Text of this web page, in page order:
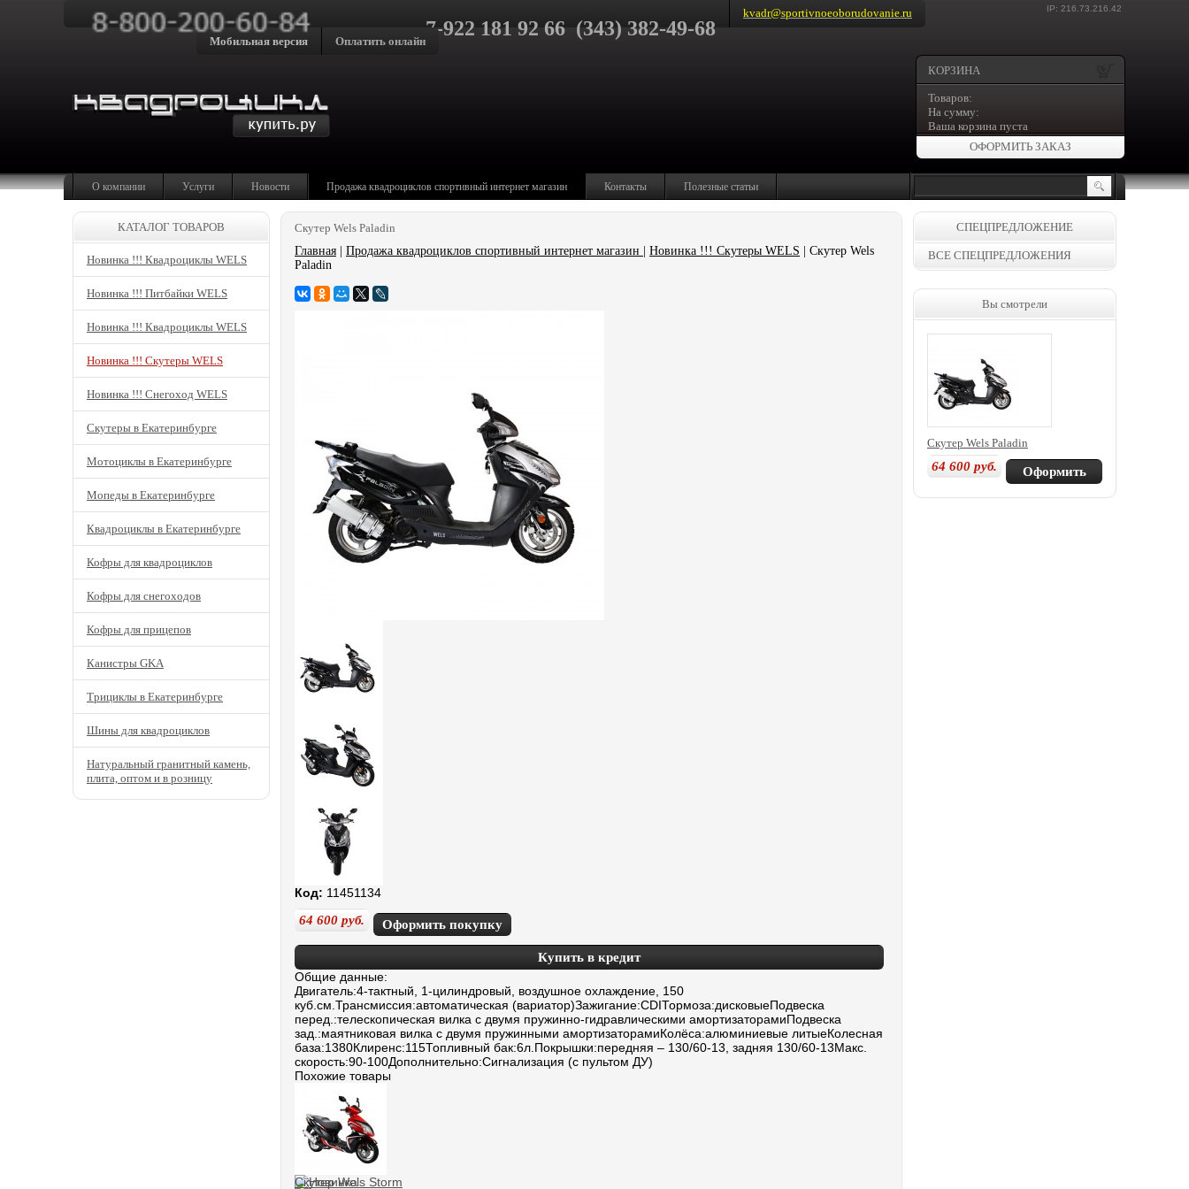
IP: 216.73.216.42
7-922 181 92 66 (343) 382-49-68
kvadr@sportivnoeoborudovanie.ru
Мобильная версия Оплатить онлайн
КОРЗИНА
Товаров:
На сумму:
Ваша корзина пуста
ОФОРМИТЬ ЗАКАЗ
О компании Услуги Новости Продажа квадроциклов спортивный интернет магазин Контакты Полезные статьи
Скутер Wels Paladin
Главная
Продажа квадроциклов спортивный интернет магазин Новинка !!! Скутеры WELS | Скутер Wels
Paladin
Код: 11451134
64 600 руб. Оформить покупку
Купить в кредит
Общие данные:
Двигатель:4-тактный, 1-цилиндровый, воздушное охлаждение, 150
куб.см.Трансмиссия:автоматическая (вариатор)Зажигание:CDIТормоза:дисковыеПодвеска
перед.:телескопическая вилка с двумя пружинно-гидравлическими амортизаторамиПодвеска
зад.:маятниковая вилка с двумя пружинными амортизаторамиКолёса:алюминиевые литыеКолесная
база:1380Клиренс:115Топливный бак:6л.Покрышки:передняя – 130/60-13, задняя 130/60-13Макс.
скорость:90-100Дополнительно:Сигнализация (с пультом ДУ)
Похожие товары
Скутер Wels Storm
КАТАЛОГ ТОВАРОВ
Новинка !!! Квадроциклы WELS
Новинка !!! Питбайки WELS
Новинка !!! Квадроциклы WELS
Новинка !!! Скутеры WELS
Новинка !!! Снегоход WELS
Скутеры в Екатеринбурге
Мотоциклы в Екатеринбурге
Мопеды в Екатеринбурге
Квадроциклы в Екатеринбурге
Кофры для квадроциклов
Кофры для снегоходов
Кофры для прицепов
Канистры GKA
Трициклы в Екатеринбурге
Шины для квадроциклов
Натуральный гранитный камень,
плита, оптом и в розницу
СПЕЦПРЕДЛОЖЕНИЕ
ВСЕ СПЕЦПРЕДЛОЖЕНИЯ
Вы смотрели
Скутер Wels Paladin
64 600 руб.
Оформить
покупку